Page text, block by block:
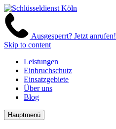
Ausgesperrt? Jetzt anrufen!
Skip to content
Leistungen
Einbruchschutz
Einsatzgebiete
Über uns
Blog
Hauptmenü